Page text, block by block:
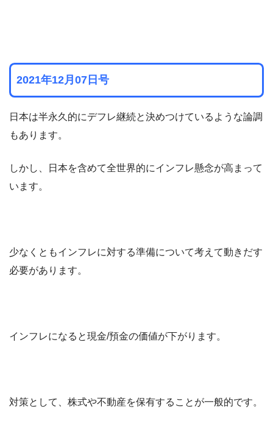
2021年12月07日号
日本は半永久的にデフレ継続と決めつけているような論調
もあります。
しかし、日本を含めて全世界的にインフレ懸念が高まって
います。
少なくともインフレに対する準備について考えて動きだす
必要があります。
インフレになると現金/預金の価値が下がります。
対策として、株式や不動産を保有することが一般的です。